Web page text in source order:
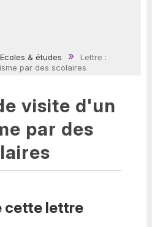
Ecoles & études
Lettre :
par des scolaires
visite d'un
par des
cette lettre